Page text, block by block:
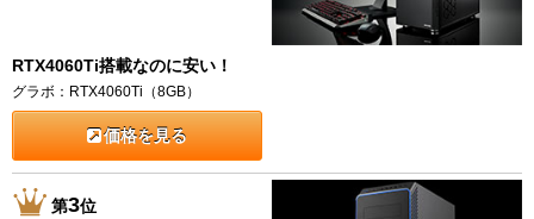
RTX4060Ti搭載なのに安い！
グラボ：RTX4060Ti（8GB）
価格を見る
第3位